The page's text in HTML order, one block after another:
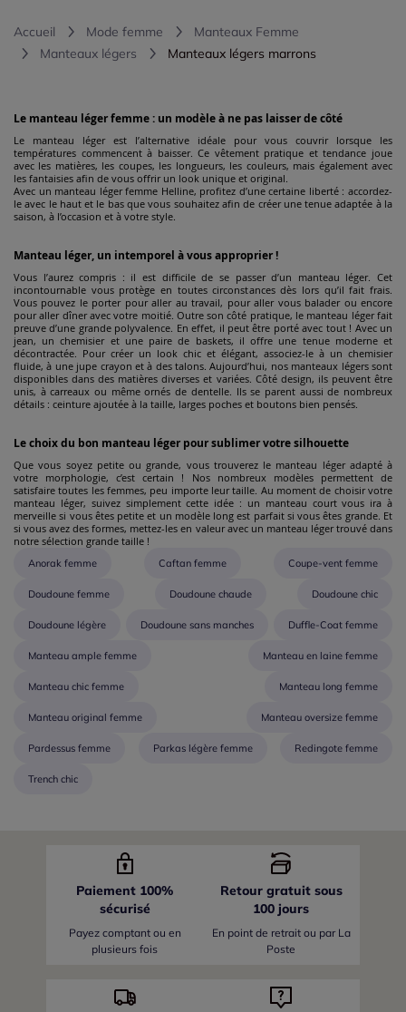
Accueil Mode femme
Manteaux Femme
Manteaux légers
Manteaux légers marrons
Le manteau léger femme : un modèle à ne pas laisser de côté
Le manteau léger est l’alternative idéale pour vous couvrir lorsque les
températures commencent à baisser. Ce vêtement pratique et tendance joue
avec les matières, les coupes, les longueurs, les couleurs, mais également avec
les fantaisies afin de vous offrir un look unique et original.
Avec un manteau léger femme Helline, profitez d’une certaine liberté : accordez-
le avec le haut et le bas que vous souhaitez afin de créer une tenue adaptée à la
saison, à l’occasion et à votre style.
Manteau léger, un intemporel à vous approprier !
Vous l’aurez compris : il est difficile de se passer d’un manteau léger. Cet
incontournable vous protège en toutes circonstances dès lors qu’il fait frais.
Vous pouvez le porter pour aller au travail, pour aller vous balader ou encore
pour aller dîner avec votre moitié. Outre son côté pratique, le manteau léger fait
preuve d’une grande polyvalence. En effet, il peut être porté avec tout ! Avec un
jean, un chemisier et une paire de baskets, il offre une tenue moderne et
décontractée. Pour créer un look chic et élégant, associez-le à un chemisier
fluide, à une jupe crayon et à des talons. Aujourd’hui, nos manteaux légers sont
disponibles dans des matières diverses et variées. Côté design, ils peuvent être
unis, à carreaux ou même ornés de dentelle. Ils se parent aussi de nombreux
détails : ceinture ajoutée à la taille, larges poches et boutons bien pensés.
Le choix du bon manteau léger pour sublimer votre silhouette
Que vous soyez petite ou grande, vous trouverez le manteau léger adapté à
votre morphologie, c’est certain ! Nos nombreux modèles permettent de
satisfaire toutes les femmes, peu importe leur taille. Au moment de choisir votre
manteau léger, suivez simplement cette idée : un manteau court vous ira à
merveille si vous êtes petite et un modèle long est parfait si vous êtes grande. Et
si vous avez des formes, mettez-les en valeur avec un manteau léger trouvé dans
notre sélection grande taille !
Anorak femme Caftan femme Coupe-vent femme
Doudoune femme Doudoune chaude Doudoune chic
Doudoune légère Doudoune sans manches Duffle-Coat femme
Manteau ample femme Manteau en laine femme
Manteau chic femme Manteau long femme
Manteau original femme Manteau oversize femme
Pardessus femme Parkas légère femme Redingote femme
Trench chic
Paiement 100%
sécurisé
Payez comptant ou en
plusieurs fois
Retour gratuit sous
100 jours
En point de retrait ou par La
Poste